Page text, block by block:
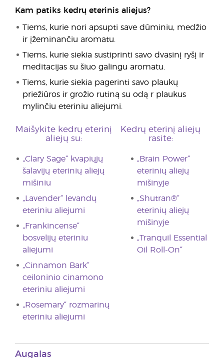
Kam patiks kedrų eterinis aliejus?
Tiems, kurie nori apsupti save dūminiu, medžio
ir įžeminančiu aromatu.
Tiems, kurie siekia sustiprinti savo dvasinį ryšį ir
meditacijas su šiuo galingu aromatu.
Tiems, kurie siekia pagerinti savo plaukų
priežiūros ir grožio rutiną su odą r plaukus
mylinčiu eteriniu aliejumi.
Maišykite kedrų eterinį
aliejų su:
„Clary Sage“ kvapiųjų
šalavijų eterinių aliejų
mišiniu
„Lavender“ levandų
eteriniu aliejumi
„Frankincense“
bosvelijų eteriniu
aliejumi
„Cinnamon Bark“
ceiloninio cinamono
eteriniu aliejumi
„Rosemary“ rozmarinų
eteriniu aliejumi
Kedrų eterinį aliejų
rasite:
„Brain Power“
eterinių aliejų
mišinyje
„Shutran®“
eterinių aliejų
mišinyje
„Tranquil Essential
Oil Roll-On“
Augalas